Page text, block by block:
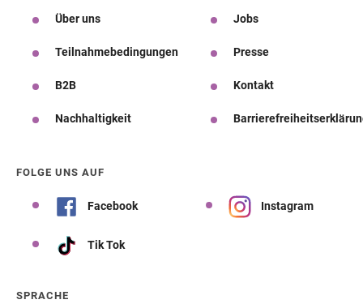
Über uns Jobs
Teilnahmebedingungen Presse
B2B Kontakt
Nachhaltigkeit
FOLGE UNS AUF
Facebook Instagram
Tik Tok
SPRACHE